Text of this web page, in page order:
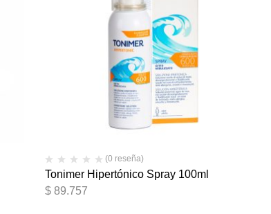
(0 reseña)
Tonimer Hipertónico Spray 100ml
$89.757